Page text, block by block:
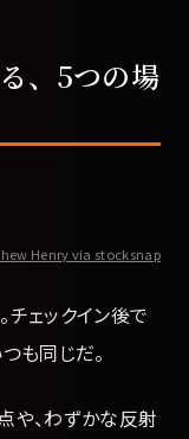
、5つの場
Henry via stocksnap
ェックイン後で
も同じだ。
、わずかな反射